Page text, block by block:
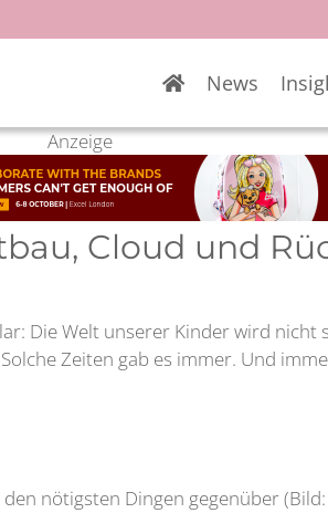
News
Anzeige
Cloud und
Die Welt unserer Kinder wird nicht
Zeiten gab es immer. Und
nötigsten Dingen gegenüber